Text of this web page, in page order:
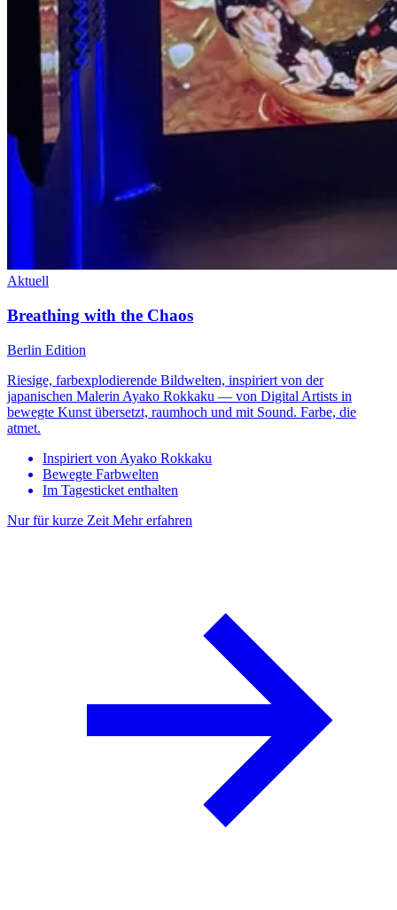
Aktuell
Breathing with the Chaos
Berlin Edition
Riesige, farbexplodierende Bildwelten, inspiriert von der
japanischen Malerin Ayako Rokkaku — von Digital Artists in
bewegte Kunst übersetzt, raumhoch und mit Sound. Farbe, die
atmet.
Inspiriert von Ayako Rokkaku
Bewegte Farbwelten
Im Tagesticket enthalten
Nur für kurze Zeit Mehr erfahren